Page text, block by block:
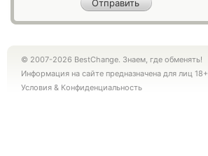
© 2007-2026 BestChange. Знаем, где обменять!
Информация на сайте предназначена для лиц 18+
Условия & Конфиденциальность